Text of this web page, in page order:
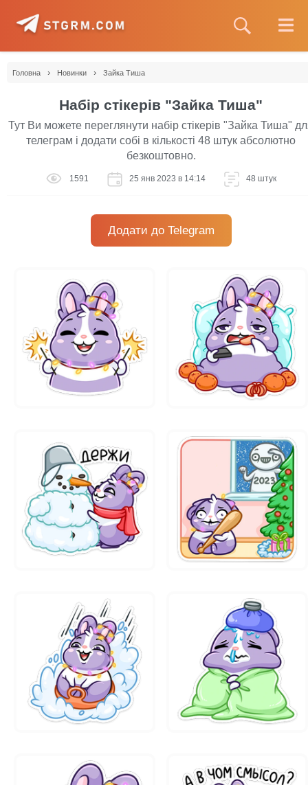
Головна › Новинки › Зайка Тиша
Набір стікерів "Зайка Тиша"
Тут Ви можете переглянути набір стікерів "Зайка Тиша"
телеграм і додати собі в кількості 48 штук абсолютно
безкоштовно.
1591 25 янв 2023 в 14:14 48 штук
Додати до Telegram